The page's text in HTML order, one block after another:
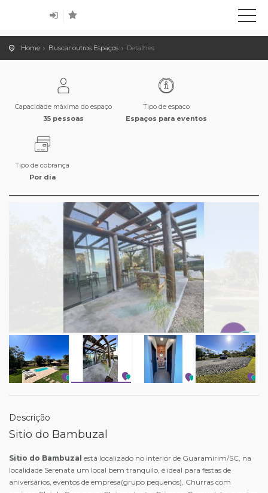
Home Buscar outros Espaços Detalhes
Capacidade máxima do espaço
35 pessoas
Tipo de espaco
Espaços para eventos
Tipo de cobrança
Por dia
Descrição
Sitio do Bambuzal
Sitio do Bambuzal está localizado no interior de Guaramirim/SC, na
localidade Serenata um local bem tranquilo, é ideal para festas de
aniversários, eventos de empresa(grupo pequenos), Churras com